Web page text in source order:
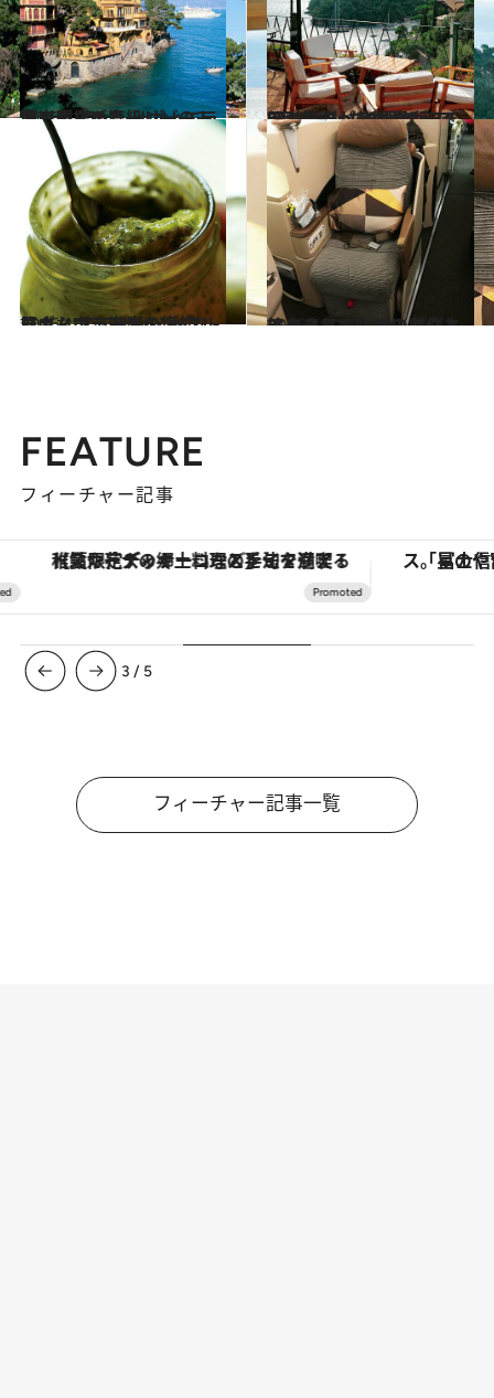
2016.3.12
東京ディズニーシーのモデルとなった リヴィエラ海岸屈指の高級リゾート地
旅＆お出かけ 2016.3.7
8回結婚したエリザベス・テイラーが 新婚旅行で5回も泊まった豪華ホテル
旅＆お出かけ
2016.1.7
リヴィエラ海岸の“ペスト屋さん”で フレッシュなジェノヴェーゼを堪能！
旅＆お出かけ 2016.1.11
エコノミーなのにビジネスクラスへ!? アップグレードされるための条件とは？
旅＆お出かけ
FEATURE
フィーチャー記事
【夏限定ディナーコース】旬を迎える稚鮎や花ズッキーニなどをイタリア・トスカーナの郷土料理の手法で満喫！
3 / 5
フィーチャー記事一覧